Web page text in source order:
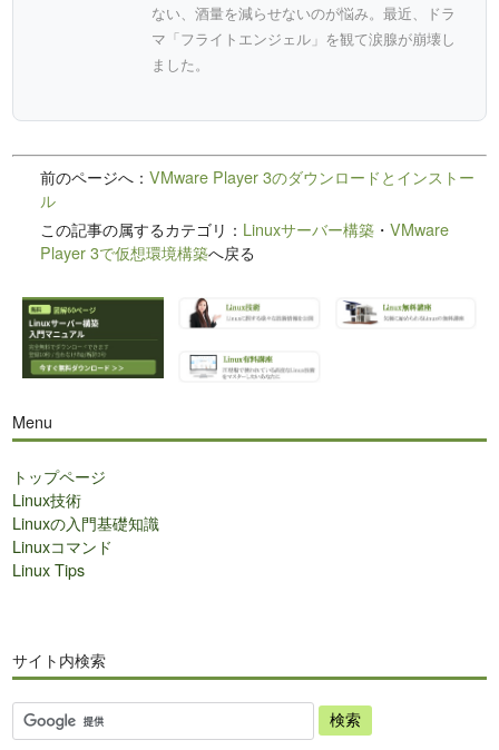
ない、酒量を減らせないのが悩み。最近、ドラ
マ「フライトエンジェル」を観て涙腺が崩壊し
ました。
前のページへ：VMware Player 3のダウンロードとインストー
ル
この記事の属するカテゴリ： Linuxサーバー構築 ・VMware
Player 3で仮想環境構築へ戻る
Menu
トップページ
Linux技術
Linuxの入門基礎知識
Linuxコマンド
Linux Tips
サイト内検索
サ
イ